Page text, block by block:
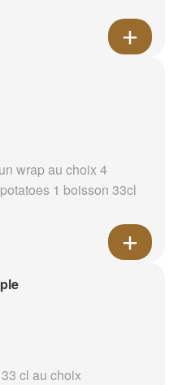
wrap au choix 4
1 boisson 33cl
cl au choix